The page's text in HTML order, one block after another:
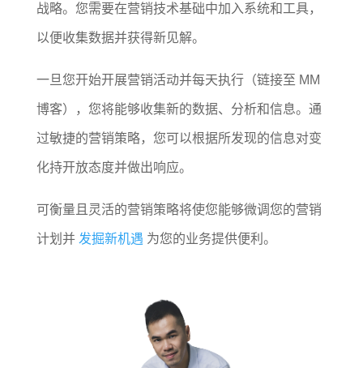
战略。您需要在营销技术基础中加入系统和工具，
以便收集数据并获得新见解。
一旦您开始开展营销活动并每天执行（链接至 MM
博客），您将能够收集新的数据、分析和信息。通
过敏捷的营销策略，您可以根据所发现的信息对变
化持开放态度并做出响应。
可衡量且灵活的营销策略将使您能够微调您的营销
计划并 发掘新机遇 为您的业务提供便利。